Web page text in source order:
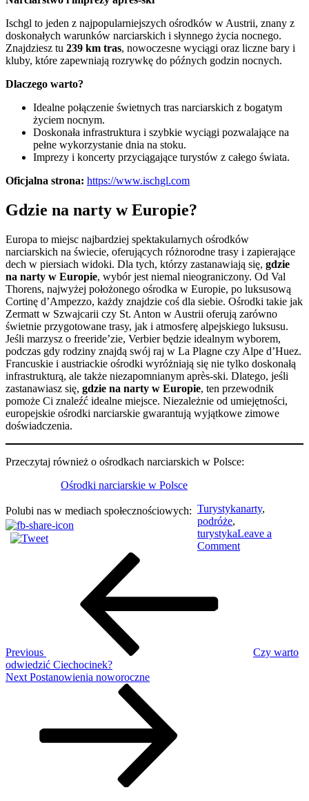
Ischgl to jeden z najpopularniejszych ośrodków w Austrii, znany z
doskonałych warunków narciarskich i słynnego życia nocnego.
Znajdziesz tu 239 km tras, nowoczesne wyciągi oraz liczne bary i
kluby, które zapewniają rozrywkę do późnych godzin nocnych.
Dlaczego warto?
Idealne połączenie świetnych tras narciarskich z bogatym
życiem nocnym.
Doskonała infrastruktura i szybkie wyciągi pozwalające na
pełne wykorzystanie dnia na stoku.
Imprezy i koncerty przyciągające turystów z całego świata.
Oficjalna strona: https://www.ischgl.com
Gdzie na narty w Europie?
Europa to miejsc najbardziej spektakularnych ośrodków
narciarskich na świecie, oferujących różnorodne trasy i zapierające
dech w piersiach widoki. Dla tych, którzy zastanawiają się, gdzie
na narty w Europie, wybór jest niemal nieograniczony. Od Val
Thorens, najwyżej położonego ośrodka w Europie, po luksusową
Cortinę d’Ampezzo, każdy znajdzie coś dla siebie. Ośrodki takie jak
Zermatt w Szwajcarii czy St. Anton w Austrii oferują zarówno
świetnie przygotowane trasy, jak i atmosferę alpejskiego luksusu.
Jeśli marzysz o freeride’zie, Verbier będzie idealnym wyborem,
podczas gdy rodziny znajdą swój raj w La Plagne czy Alpe d’Huez.
Francuskie i austriackie ośrodki wyróżniają się nie tylko doskonałą
infrastrukturą, ale także niezapomnianym après-ski. Dlatego, jeśli
zastanawiasz się, gdzie na narty w Europie, ten przewodnik
pomoże Ci znaleźć idealne miejsce. Niezależnie od umiejętności,
europejskie ośrodki narciarskie gwarantują wyjątkowe zimowe
doświadczenia.
Przeczytaj również o ośrodkach narciarskich w Polsce:
Ośrodki narciarskie w Polsce
Polubi nas w mediach społecznościowych: Turystykanarty,
podróże,
turystykaLeave a
Commenton
Previous
Czy warto
odwiedzić Ciechocinek?
Next
Next Postanowienia noworoczne